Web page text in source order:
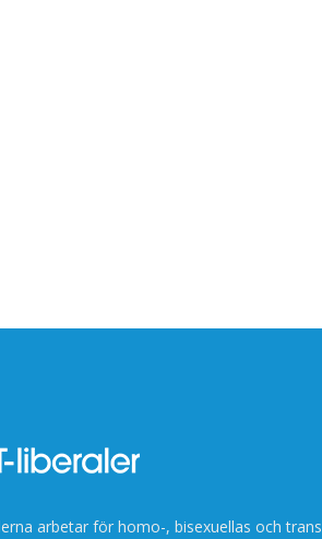
arbetar för homo-, bisexuellas och